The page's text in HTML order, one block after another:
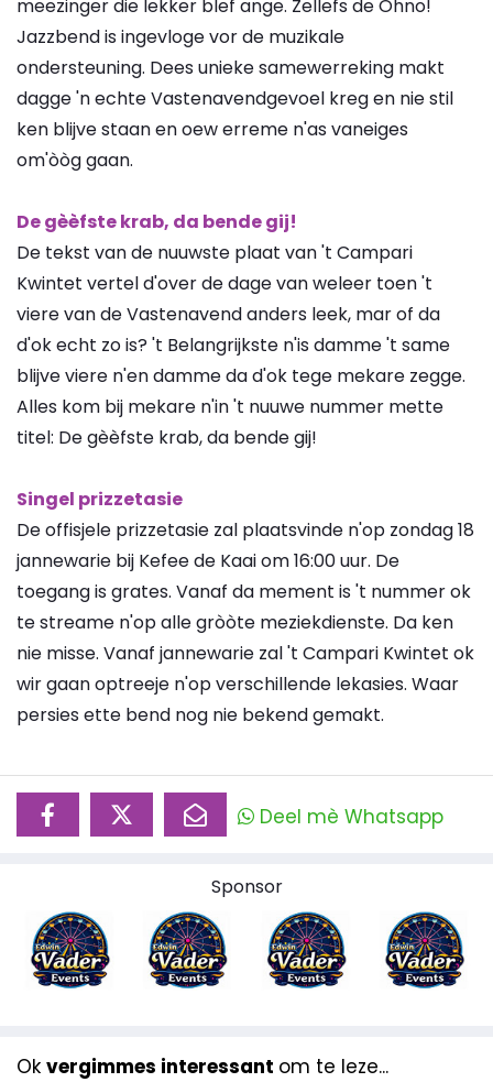
meezinger die lekker blef ange. Zellefs de Ohno!
Jazzbend is ingevloge vor de muzikale
ondersteuning. Dees unieke samewerreking makt
dagge 'n echte Vastenavendgevoel kreg en nie stil
ken blijve staan en oew erreme n'as vaneiges
om'òòg gaan.
De gèèfste krab, da bende gij!
De tekst van de nuuwste plaat van 't Campari
Kwintet vertel d'over de dage van weleer toen 't
viere van de Vastenavend anders leek, mar of da
d'ok echt zo is? 't Belangrijkste n'is damme 't same
blijve viere n'en damme da d'ok tege mekare zegge.
Alles kom bij mekare n'in 't nuuwe nummer mette
titel: De gèèfste krab, da bende gij!
Singel prizzetasie
De offisjele prizzetasie zal plaatsvinde n'op zondag 18
jannewarie bij Kefee de Kaai om 16:00 uur. De
toegang is grates. Vanaf da mement is 't nummer ok
te streame n'op alle gròòte meziekdienste. Da ken
nie misse. Vanaf jannewarie zal 't Campari Kwintet ok
wir gaan optreeje n'op verschillende lekasies. Waar
persies ette bend nog nie bekend gemakt.
Deel mè Whatsapp
Sponsor
Ok vergimmes interessant om te leze...